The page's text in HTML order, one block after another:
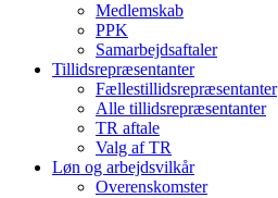
Medlemskab
PPK
Samarbejdsaftaler
Tillidsrepræsentanter
Fællestillidsrepræsentanter
Alle tillidsrepræsentanter
TR aftale
Valg af TR
Løn og arbejdsvilkår
Overenskomster